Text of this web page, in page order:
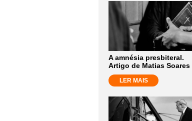
A amnésia presbiteral.
Artigo de Matias Soares
LER MAIS